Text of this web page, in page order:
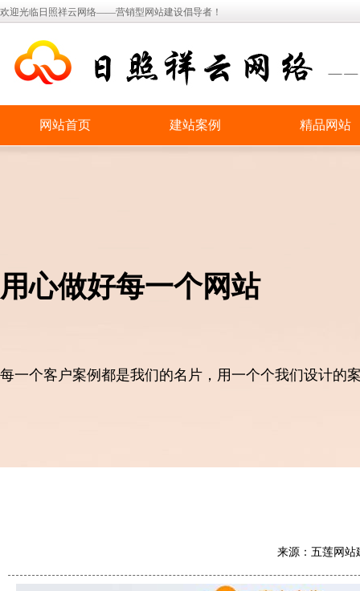
欢迎光临日照祥云网络——营销型网站建设倡导者！
网站首页 建站案例 精品网站
用心做好每一个网站
每一个客户案例都是我们的名片，用一个个我们设计的
来源：五莲网